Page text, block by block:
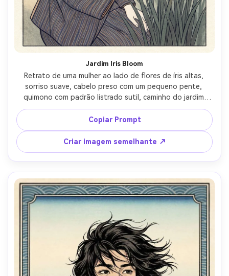
Jardim Iris Bloom
Retrato de uma mulher ao lado de flores de íris altas,
sorriso suave, cabelo preso com um pequeno pente,
quimono com padrão listrado sutil, caminho do jardim
atrás dela, luz do meio-dia renderizada com tons planos
limpos, trabalho elegante de linha-chave, bokashi suave
nas pétalas, paleta limitada com um pop de violeta,
textura de papel, composição decorativa refinada, lente
de 85mm, profundidade de campo rasa-AR 4:5
Copiar Prompt
Criar imagem semelhante ↗